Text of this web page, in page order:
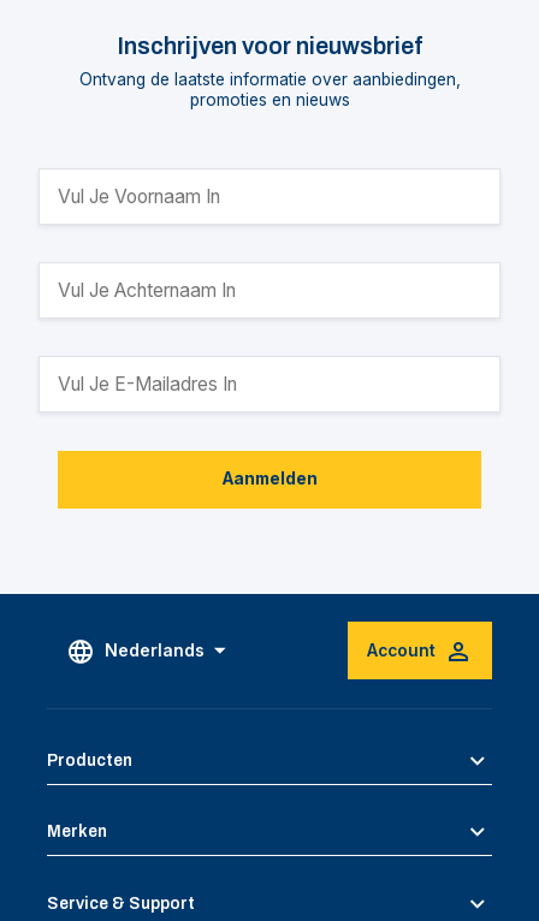
Inschrijven voor nieuwsbrief
Ontvang de laatste informatie over aanbiedingen,
promoties en nieuws
Aanmelden
Nederlands Account
Producten
Merken
Service & Support